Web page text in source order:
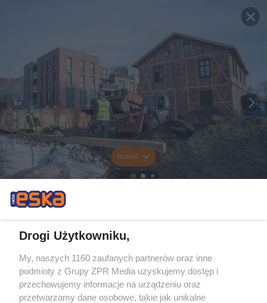
Rozwiń
Drogi Użytkowniku,
My, naszych 1160 zaufanych partnerów oraz inne
podmioty z Grupy ZPR Media uzyskujemy dostęp i
przechowujemy informacje na urządzeniu oraz
przetwarzamy dane osobowe, takie jak unikalne